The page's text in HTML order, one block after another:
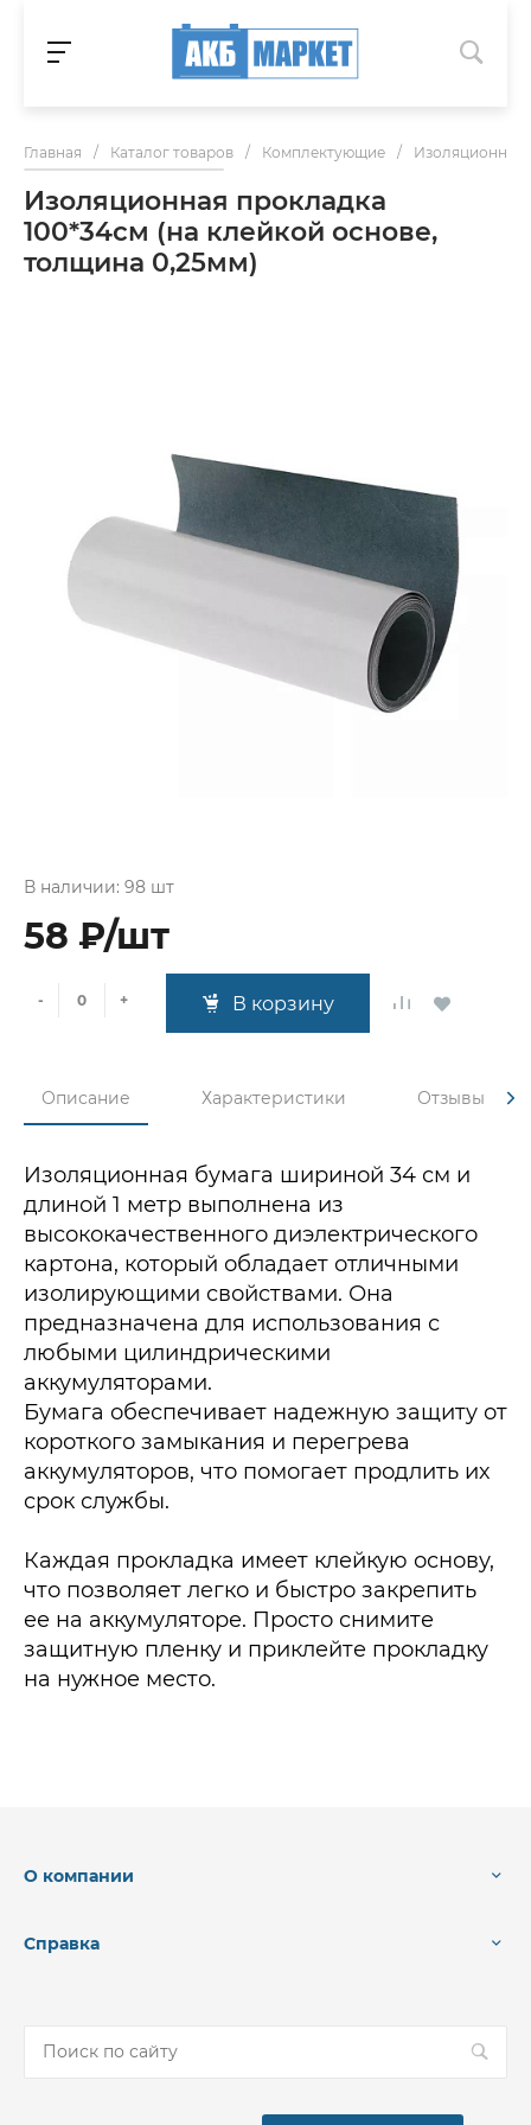
Главная / Каталог товаров / Комплектующие / Изоляционные
Изоляционная прокладка
100*34см (на клейкой основе,
толщина 0,25мм)
В наличии: 98 шт
58 ₽/шт
- + В корзину
Описание Характеристики Отзывы
Изоляционная бумага шириной 34 см и
длиной 1 метр выполнена из
высококачественного диэлектрического
картона, который обладает отличными
изолирующими свойствами. Она
предназначена для использования с
любыми цилиндрическими
аккумуляторами.
Бумага обеспечивает надежную защиту от
короткого замыкания и перегрева
аккумуляторов, что помогает продлить их
срок службы.
Каждая прокладка имеет клейкую основу,
что позволяет легко и быстро закрепить
ее на аккумуляторе. Просто снимите
защитную пленку и приклейте прокладку
на нужное место.
О компании
Справка